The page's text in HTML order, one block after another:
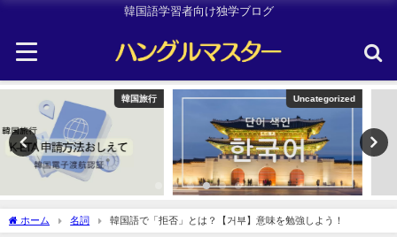
韓国語学習者向け独学ブログ
Uncategorized Uncategorized
ホーム 名詞 韓国語で「拒否」とは？【거부】意味を勉強しよう！